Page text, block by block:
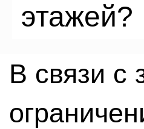
этажей?
В связи с